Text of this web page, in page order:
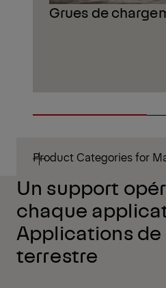
Grues de
Product Categories for
Un support
chaque
Applications
terrestre